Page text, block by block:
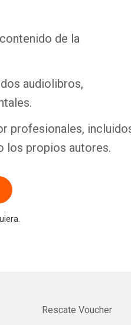
de la
audiolibros,
profesionales,
los propios autores.
Rescate Voucher